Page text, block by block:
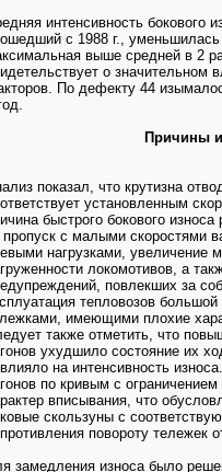
интенсивность бокового
с 1988 г.,
выше средней в 2
о значительном
По дефекту 44
Причины
показал, что крутизна
установленным
быстрого бокового
с малыми скоростями
нагрузками, увеличение
локомотивов, а
повлекших за
тепловозов
имеющими плохие
также отметить, что
ухудшило состояние их
на интенсивность
по кривым с
вписывания, что
скользуны с
повороту тележек
замедления износа было